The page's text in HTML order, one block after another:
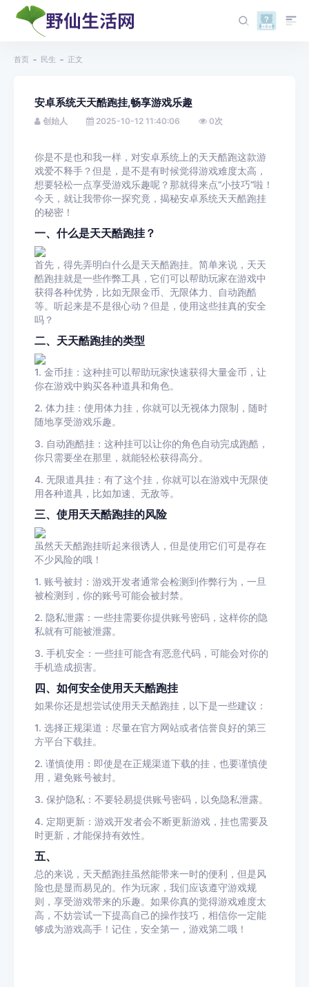
首页 民生 正文
安卓系统天天酷跑挂,畅享游戏乐趣
创始人 2025-10-12 11:40:06 0次
你是不是也和我一样，对安卓系统上的天天酷跑这款游
戏爱不释手？但是，是不是有时候觉得游戏难度太高，
想要轻松一点享受游戏乐趣呢？那就得来点“小技巧”啦！
今天，就让我带你一探究竟，揭秘安卓系统天天酷跑挂
的秘密！
一、什么是天天酷跑挂？
首先，得先弄明白什么是天天酷跑挂。简单来说，天天
酷跑挂就是一些作弊工具，它们可以帮助玩家在游戏中
获得各种优势，比如无限金币、无限体力、自动跑酷
等。听起来是不是很心动？但是，使用这些挂真的安全
吗？
二、天天酷跑挂的类型
1. 金币挂：这种挂可以帮助玩家快速获得大量金币，让
你在游戏中购买各种道具和角色。
2. 体力挂：使用体力挂，你就可以无视体力限制，随时
随地享受游戏乐趣。
3. 自动跑酷挂：这种挂可以让你的角色自动完成跑酷，
你只需要坐在那里，就能轻松获得高分。
4. 无限道具挂：有了这个挂，你就可以在游戏中无限使
用各种道具，比如加速、无敌等。
三、使用天天酷跑挂的风险
虽然天天酷跑挂听起来很诱人，但是使用它们可是存在
不少风险的哦！
1. 账号被封：游戏开发者通常会检测到作弊行为，一旦
被检测到，你的账号可能会被封禁。
2. 隐私泄露：一些挂需要你提供账号密码，这样你的隐
私就有可能被泄露。
3. 手机安全：一些挂可能含有恶意代码，可能会对你的
手机造成损害。
四、如何安全使用天天酷跑挂
如果你还是想尝试使用天天酷跑挂，以下是一些建议：
1. 选择正规渠道：尽量在官方网站或者信誉良好的第三
方平台下载挂。
2. 谨慎使用：即使是在正规渠道下载的挂，也要谨慎使
用，避免账号被封。
3. 保护隐私：不要轻易提供账号密码，以免隐私泄露。
4. 定期更新：游戏开发者会不断更新游戏，挂也需要及
时更新，才能保持有效性。
五、
总的来说，天天酷跑挂虽然能带来一时的便利，但是风
险也是显而易见的。作为玩家，我们应该遵守游戏规
则，享受游戏带来的乐趣。如果你真的觉得游戏难度太
高，不妨尝试一下提高自己的操作技巧，相信你一定能
够成为游戏高手！记住，安全第一，游戏第二哦！